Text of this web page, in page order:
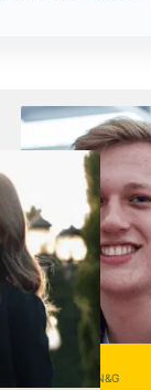
Niek
VWO 6, N&T/N&G